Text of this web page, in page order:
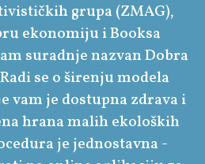
grupa (ZMAG),
ekonomiju i Booksa
suradnje nazvan Dobra
se o širenju modela
vam je dostupna zdrava i
hrana malih ekoloških
je jednostavna -